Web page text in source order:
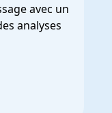
avec un
analyses